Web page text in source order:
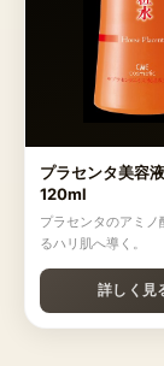
プラセンタ美容
120ml
プラセンタのアミノ
るハリ肌へ導く。
詳しく見